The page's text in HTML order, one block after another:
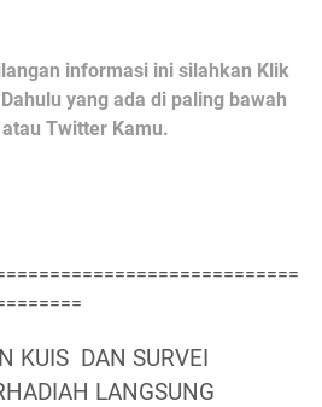
informasi ini silahkan Klik
yang ada di paling bawah
Twitter Kamu.
KUIS DAN SURVEI
LANGSUNG